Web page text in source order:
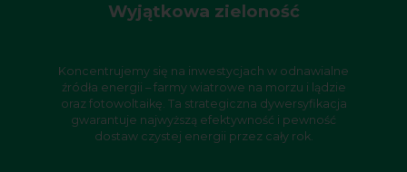
Wyjątkowa zieloność
Koncentrujemy się na inwestycjach w odnawialne
źródła energii – farmy wiatrowe na morzu i lądzie
oraz fotowoltaikę. Ta strategiczna dywersyfikacja
gwarantuje najwyższą efektywność i pewność
dostaw czystej energii przez cały rok.